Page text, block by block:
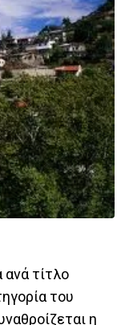
ανά τίτλο
του
η